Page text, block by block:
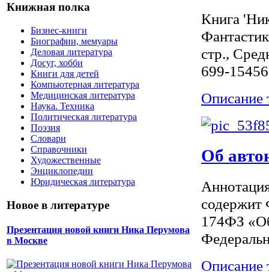
Книжная полка
Бизнес-книги
Биографии, мемуары
Деловая литература
Досуг, хобби
Книги для детей
Компьютерная литература
Медицинская литература
Наука. Техника
Политическая литература
Поэзия
Словари
Справочники
Художественные
Энциклопедии
Юридическая литература
Новое в литературе
Презентация новой книги Ника Перумова
в Москве
Книга
стр.,
699-
Описание
Об
содержит
174ФЗ
Описание